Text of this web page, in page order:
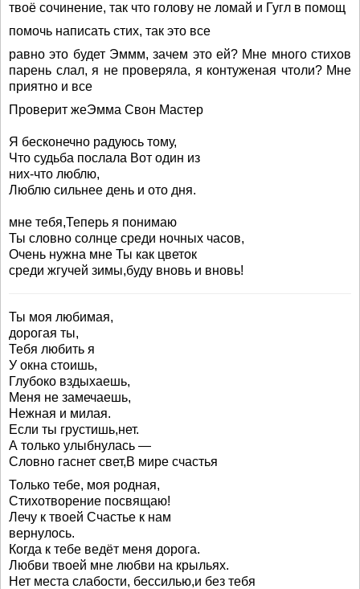
твоё сочинение, так что голову не ломай и Гугл в помощ
помочь написать стих, так это все
равно это будет Эммм, зачем это ей? Мне много стихов
парень слал, я не проверяла, я контуженая чтоли? Мне
приятно и все
Проверит жеЭмма Свон Мастер
Я бесконечно радуюсь тому,
Что судьба послала Вот один из
них-что люблю,
Люблю сильнее день и ото дня.
мне тебя,Теперь я понимаю
Ты словно солнце среди ночных часов,
Очень нужна мне Ты как цветок
среди жгучей зимы,буду вновь и вновь!
Ты моя любимая,
дорогая ты,
Тебя любить я
У окна стоишь,
Глубоко вздыхаешь,
Меня не замечаешь,
Нежная и милая.
Если ты грустишь,нет.
А только улыбнулась —
Словно гаснет свет,В мире счастья
Только тебе, моя родная,
Стихотворение посвящаю!
Лечу к твоей Счастье к нам
вернулось.
Когда к тебе ведёт меня дорога.
Любви твоей мне любви на крыльях.
Нет места слабости, бессилью,и без тебя